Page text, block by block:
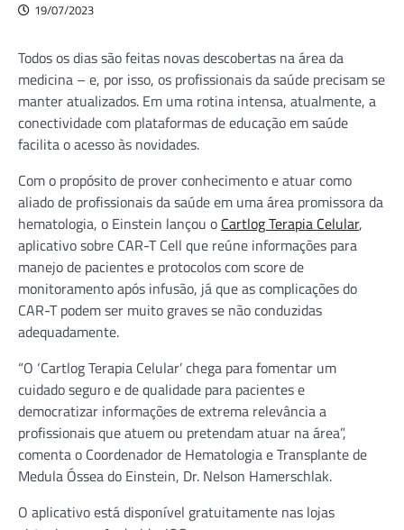
19/07/2023
Todos os dias são feitas novas descobertas na área da
medicina – e, por isso, os profissionais da saúde precisam se
manter atualizados. Em uma rotina intensa, atualmente, a
conectividade com plataformas de educação em saúde
facilita o acesso às novidades.
Com o propósito de prover conhecimento e atuar como
aliado de profissionais da saúde em uma área promissora da
hematologia, o Einstein lançou o Cartlog Terapia Celular,
aplicativo sobre CAR-T Cell que reúne informações para
manejo de pacientes e protocolos com score de
monitoramento após infusão, já que as complicações do
CAR-T podem ser muito graves se não conduzidas
adequadamente.
“O ‘Cartlog Terapia Celular’ chega para fomentar um
cuidado seguro e de qualidade para pacientes e
democratizar informações de extrema relevância a
profissionais que atuem ou pretendam atuar na área”,
comenta o Coordenador de Hematologia e Transplante de
Medula Óssea do Einstein, Dr. Nelson Hamerschlak.
O aplicativo está disponível gratuitamente nas lojas